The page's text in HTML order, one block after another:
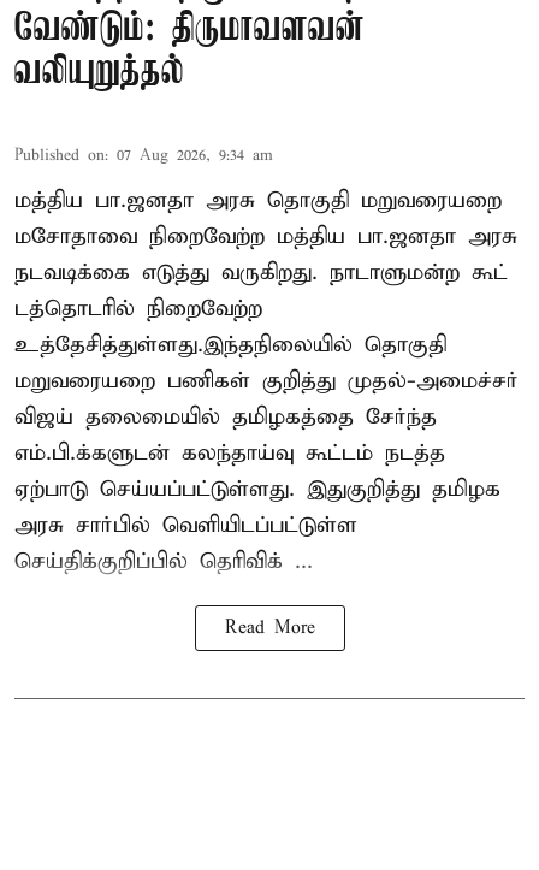
வேண்டும்: திருமாவளவன்
வலியுறுத்தல்
Published on: 07 Aug 2026, 9:34 am
மத்திய பா.ஜனதா அரசு தொகுதி மறுவரையறை
மசோதாவை நிறைவேற்ற மத்திய பா.ஜனதா அரசு
நடவடிக்கை எடுத்து வருகிறது. நாடாளுமன்ற கூட்
டத்தொடரில் நிறைவேற்ற
உத்தேசித்துள்ளது.இந்தநிலையில் தொகுதி
மறுவரையறை பணிகள் குறித்து முதல்-அமைச்சர்
விஜய் தலைமையில் தமிழகத்தை சேர்ந்த
எம்.பி.க்களுடன் கலந்தாய்வு கூட்டம் நடத்த
ஏற்பாடு செய்யப்பட்டுள்ளது. இதுகுறித்து தமிழக
அரசு சார்பில் வெளியிடப்பட்டுள்ள
செய்திக்குறிப்பில் தெரிவிக் ...
Read More